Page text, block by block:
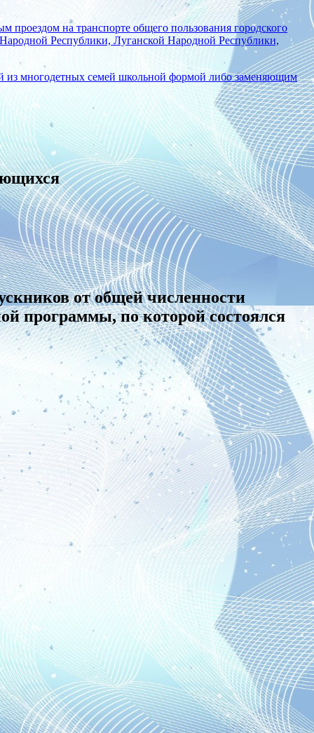
на транспорте общего пользования городского
Республики, Луганской Народной Республики,
из многодетных семей школьной формой либо заменяющим
от общей численности
программы, по которой состоялся